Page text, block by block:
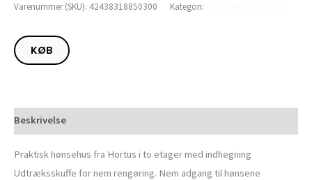
Varenummer (SKU): 42438318850300 Kategori:
KØB
Beskrivelse
Praktisk hønsehus fra Hortus i to etager med indhegning
Udtræksskuffe for nem rengøring. Nem adgang til hønsene